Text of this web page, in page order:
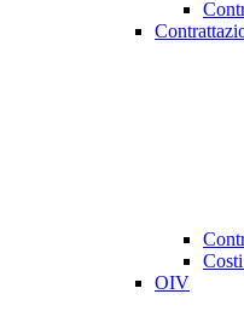
OIV